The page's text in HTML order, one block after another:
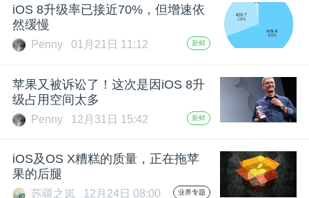
iOS 8升级率已接近70%，但增速依
然缓慢
Penny 01月21日 11:12 新鲜
苹果又被诉讼了！这次是因iOS 8升
级占用空间太多
Penny 12月31日 15:42 新鲜
iOS及OS X糟糕的质量，正在拖苹
果的后腿
苏疆之岚 12月24日 08:00 业界专题